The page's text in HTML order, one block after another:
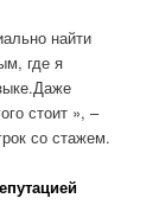
найти
где я
стоит », –
со стажем.